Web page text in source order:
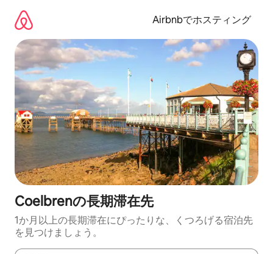
Airbnbでホスティング
Coelbrenの長期滞在先
1か月以上の長期滞在にぴったりな、くつろげる宿泊先
を見つけましょう。